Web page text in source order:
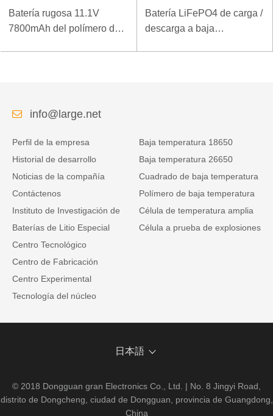
Batería rugosa 11.1V
7800mAh del polímero del
Batería LiFePO4 de carga /
descarga a baja
info@large.net
Perfil de la empresa
Historial de desarrollo
Noticias de la compañía
Contáctenos
Instituto de Investigación de
Baterías de Litio Especial
Centro Tecnológico
Centro de Fabricación
Centro Experimental
Tecnología del núcleo
Baja temperatura 18650
Baja temperatura 26650
Cuadrado de baja temperatura
Polímero de baja temperatura
Célula de temperatura amplia
Célula a prueba de explosiones
日本語
© 2018 Dongguan gran Electronics Co., Ltd. | No. 8 Jingyi Road,
distrito de Dongcheng, ciudad de Dongguan, provincia de Guangdong,
China